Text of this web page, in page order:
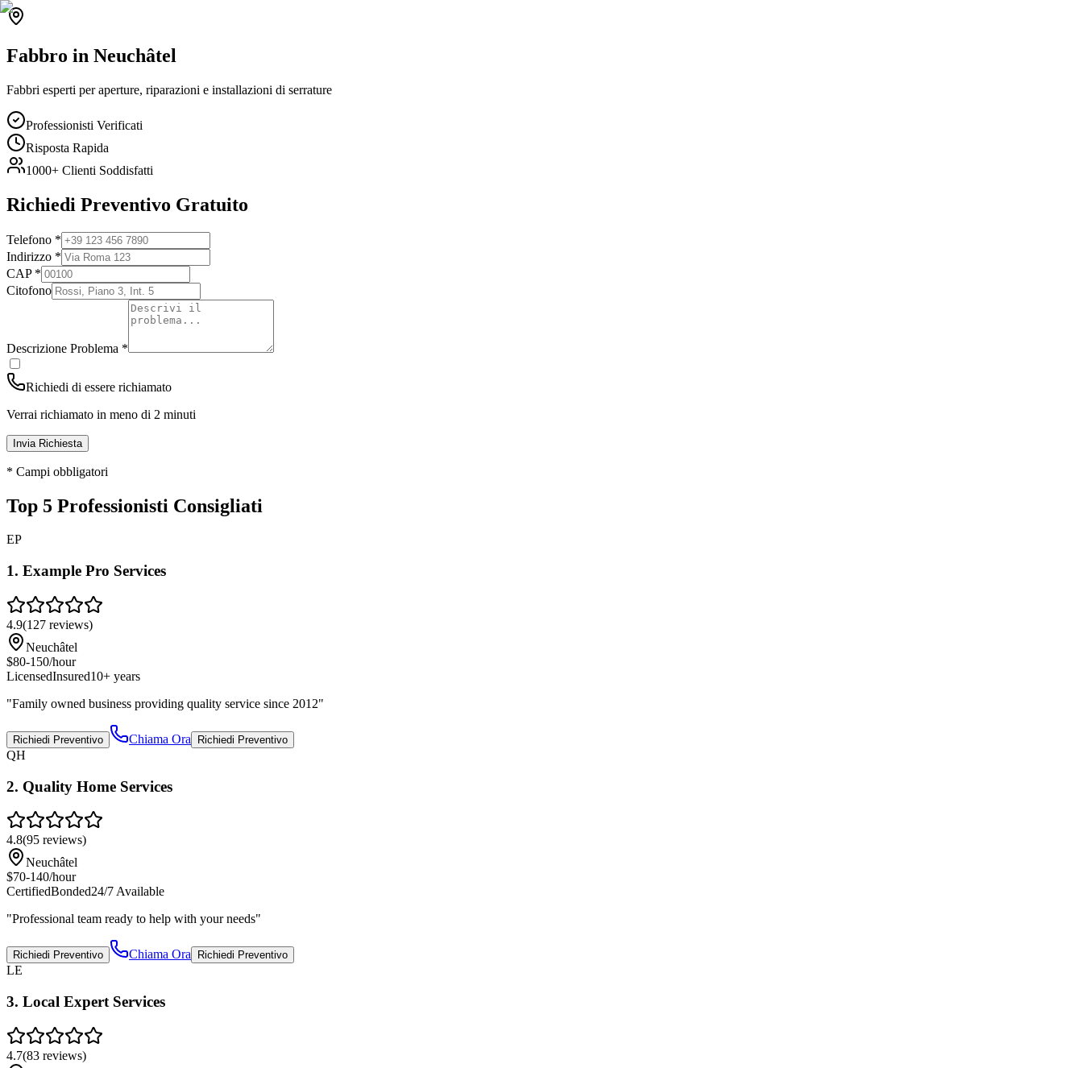
Fabbro in Neuchâtel
Fabbri esperti per aperture, riparazioni e installazioni di serrature
Professionisti Verificati
Risposta Rapida
1000+ Clienti Soddisfatti
Richiedi Preventivo Gratuito
Telefono *
Indirizzo *
CAP *
Citofono
Descrizione Problema *
Richiedi di essere richiamato
Verrai richiamato in meno di 2 minuti
Invia Richiesta
* Campi obbligatori
Top 5 Professionisti Consigliati
EP
1. Example Pro Services
4.9(127 reviews)
Neuchâtel
$80-150/hour
LicensedInsured10+ years
"Family owned business providing quality service since 2012"
Richiedi Preventivo Chiama Ora Richiedi Preventivo
QH
2. Quality Home Services
4.8(95 reviews)
Neuchâtel
$70-140/hour
CertifiedBonded24/7 Available
"Professional team ready to help with your needs"
Richiedi Preventivo Chiama Ora Richiedi Preventivo
LE
3. Local Expert Services
4.7(83 reviews)